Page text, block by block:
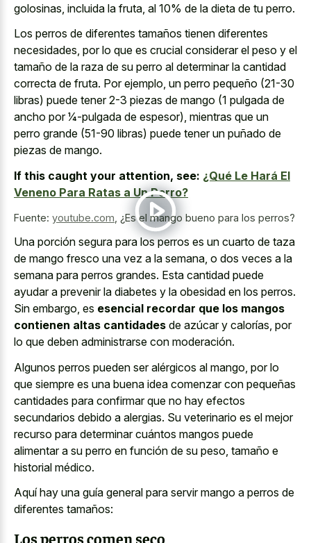
golosinas, incluida la fruta, al 10% de la dieta de tu perro.
Los perros de diferentes tamaños tienen diferentes
necesidades, por lo que es crucial considerar el peso y el
tamaño de la raza de su perro al determinar la cantidad
correcta de fruta. Por ejemplo, un perro pequeño (21-30
libras) puede tener 2-3 piezas de mango (1 pulgada de
ancho por 1⁄4-pulgada de espesor), mientras que un
perro grande (51-90 libras) puede tener un puñado de
piezas de mango.
If this caught your attention, see: ¿Qué Le Hará El
Veneno Para Ratas a Un Perro?
Fuente: youtube.com ¿Es el mango bueno para los perros?
Una porción segura para los perros es un cuarto de taza
de mango fresco una vez a la semana, o dos veces a la
semana para perros grandes. Esta cantidad puede
ayudar a prevenir la diabetes y la obesidad en los perros.
Sin embargo, es esencial recordar que los mangos
contienen altas cantidades de azúcar y calorías, por
lo que deben administrarse con moderación.
Algunos perros pueden ser alérgicos al mango, por lo
que siempre es una buena idea comenzar con pequeñas
cantidades para confirmar que no hay efectos
secundarios debido a alergias. Su veterinario es el mejor
recurso para determinar cuántos mangos puede
alimentar a su perro en función de su peso, tamaño e
historial médico.
Aquí hay una guía general para servir mango a perros de
diferentes tamaños:
Los perros comen seco